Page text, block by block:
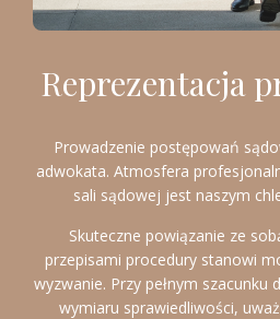
Reprezentacja
Prowadzenie postępowań
adwokata. Atmosfera
sali sądowej jest naszym
Skuteczne powiązanie ze
przepisami procedury stanowi
wyzwanie. Przy pełnym szacunku
wymiaru sprawiedliwości,